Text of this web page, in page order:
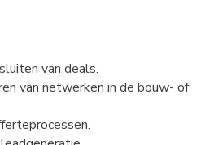
van deals.
van netwerken in de bouw- of